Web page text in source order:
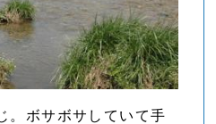
。ボサボサしていて手